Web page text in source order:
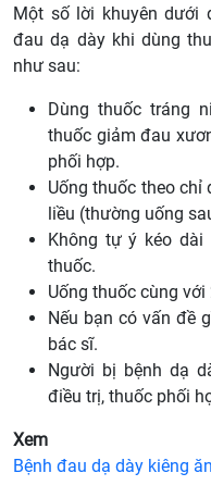
Một số lời khuyên dưới
đau dạ dày khi dùng
như sau:
Dùng thuốc tráng
thuốc giảm đau
phối hợp.
Uống thuốc theo chỉ
liều (thường uống
Không tự ý kéo
thuốc.
Uống thuốc cùng
Nếu bạn có vấn đề
bác sĩ.
Người bị bệnh dạ
điều trị, thuốc phối
Bệnh đau dạ dày kiêng